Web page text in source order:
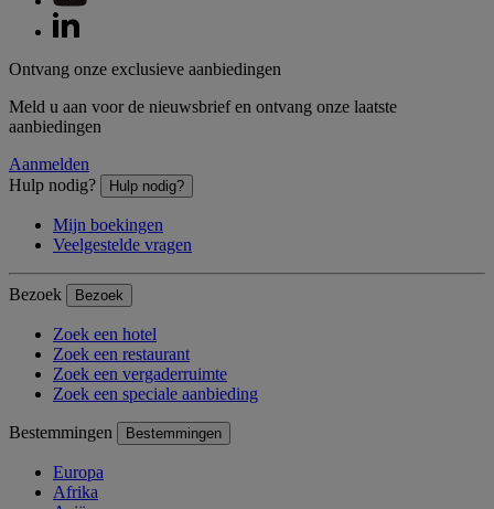
Ontvang onze exclusieve aanbiedingen
Meld u aan voor de nieuwsbrief en ontvang onze laatste
aanbiedingen
Aanmelden
Hulp nodig?
Hulp nodig?
Mijn boekingen
Veelgestelde vragen
Bezoek Bezoek
Zoek een hotel
Zoek een restaurant
Zoek een vergaderruimte
Zoek een speciale aanbieding
Bestemmingen Bestemmingen
Europa
Afrika